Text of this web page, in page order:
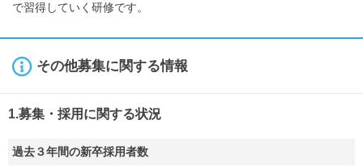
で習得していく研修です。
その他募集に関する情報
1.募集・採用に関する状況
過去３年間の新卒採用者数